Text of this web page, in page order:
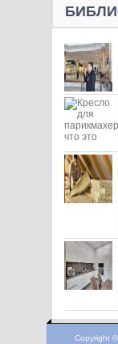
Copyright